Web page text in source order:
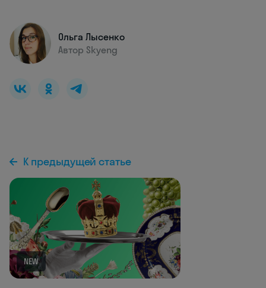
Ольга Лысенко
Автор Skyeng
К предыдущей статье
NEW